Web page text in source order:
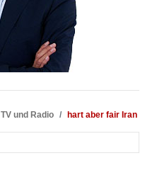
TV und Radio hart aber fair Iran